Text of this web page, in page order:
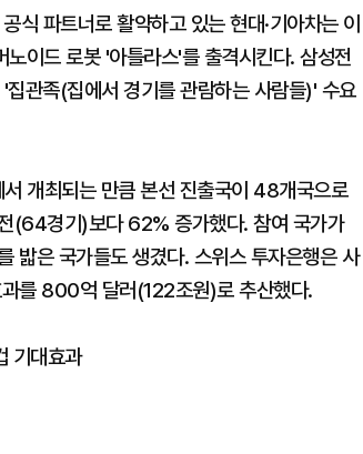
식 파트너로 활약하고 있는 현대·기아차는 이
이드 로봇 '아틀라스'를 출격시킨다. 삼성전
관족(집에서 경기를 관람하는 사람들)' 수요
개최되는 만큼 본선 진출국이 48개국으로
(64경기)보다 62% 증가했다. 참여 국가가
밟은 국가들도 생겼다. 스위스 투자은행은 사
를 800억 달러(122조원)로 추산했다.
기대효과